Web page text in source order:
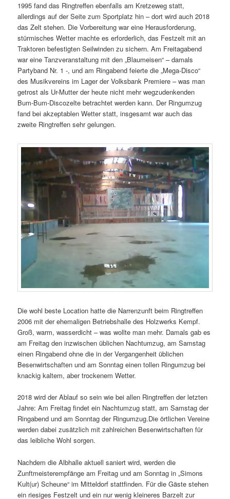
1995 fand das Ringtreffen ebenfalls am Kretzeweg statt,
allerdings auf der Seite zum Sportplatz hin – dort wird auch 2018
das Zelt stehen. Die Vorbereitung war eine Herausforderung,
stürmisches Wetter machte es erforderlich, das Festzelt mit an
Traktoren befestigten Seilwinden zu sichern. Am Freitagabend
war eine Tanzveranstaltung mit den „Blaumeisen“ – damals
Partyband Nr. 1 -, und am Ringabend feierte die „Mega-Disco“
des Musikvereins im Lager der Volksbank Premiere – was man
getrost als Ur-Mutter der heute nicht mehr wegzudenkenden
Bum-Bum-Discozelte betrachtet werden kann. Der Ringumzug
fand bei akzeptablen Wetter statt, insgesamt war auch das
zweite Ringtreffen sehr gelungen.
Die wohl beste Location hatte die Narrenzunft beim Ringtreffen
2006 mit der ehemaligen Betriebshalle des Holzwerks Kempf.
Groß, warm, wasserdicht – was wollte man mehr. Damals gab es
am Freitag den inzwischen üblichen Nachtumzug, am Samstag
einen Ringabend ohne die in der Vergangenheit üblichen
Besenwirtschaften und am Sonntag einen tollen Ringumzug bei
knackig kaltem, aber trockenem Wetter.
2018 wird der Ablauf so sein wie bei allen Ringtreffen der letzten
Jahre: Am Freitag findet ein Nachtumzug statt, am Samstag der
Ringabend und am Sonntag der Ringumzug.Die örtlichen Vereine
werden dabei zusätzlich mit zahlreichen Besenwirtschaften für
das leibliche Wohl sorgen.
Nachdem die Albhalle aktuell saniert wird, werden die
Zunftmeisterempfänge am Freitag und am Sonntag in „Simons
Kult(ur) Scheune“ im Mitteldorf stattfinden. Für die Gäste stehen
ein riesiges Festzelt und ein nur wenig kleineres Barzelt zur